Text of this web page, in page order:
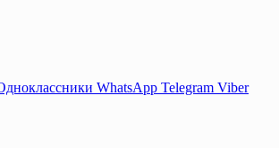
WhatsApp Telegram Viber